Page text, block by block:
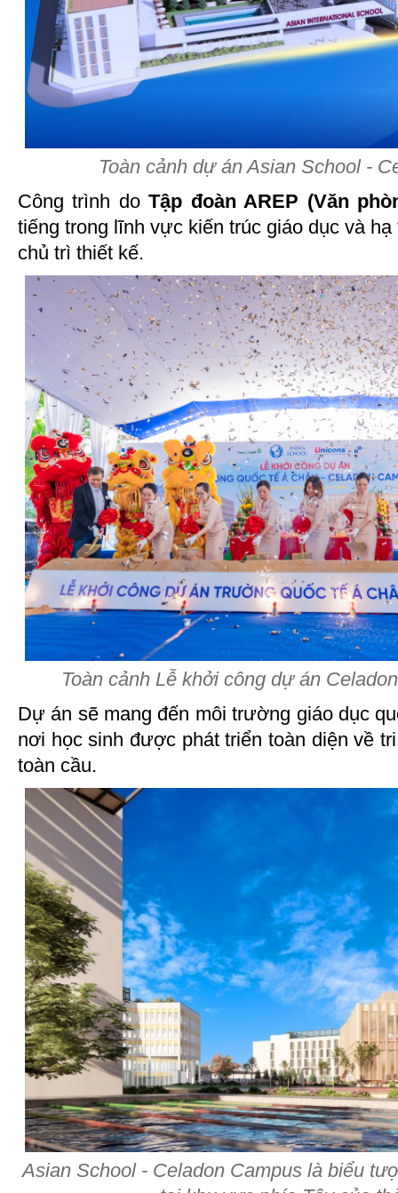
Toàn cảnh dự án Asian School -
Công trình doTập đoàn AREP (Văn
tiếng trong lĩnh vực kiến trúc giáo dục và
chủ trì thiết kế.
Toàn cảnh Lễ khởi công dự án
Dự án sẽ mang đến môi trường giáo dục
nơi học sinh được phát triển toàn diện về
toàn cầu.
Asian School - Celadon Campus là biểu